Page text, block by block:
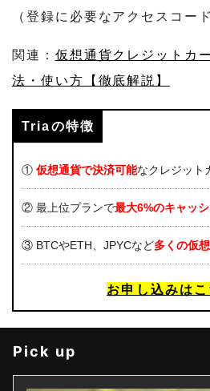
（登録に必要なアクセスコー
関連： 仮想通貨クレジットカ
法・使い方【徹底解説】
Triaの特徴
① 仮想通貨で決済可能なクレジット
② 最上位プランで最大6%のキャッ
③ BTCやETH、JPYCなど多くの仮
お申し込みはこ
Pick up